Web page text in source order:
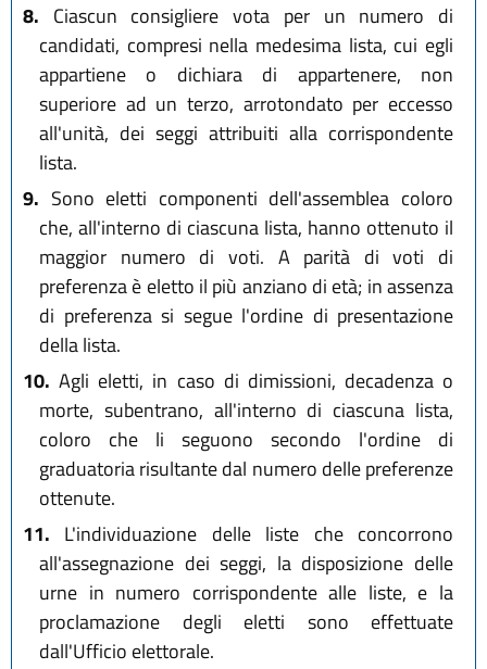
8. Ciascun consigliere vota per un numero di
candidati, compresi nella medesima lista, cui egli
appartiene o dichiara di appartenere, non
superiore ad un terzo, arrotondato per eccesso
all'unità, dei seggi attribuiti alla corrispondente
lista.
9. Sono eletti componenti dell'assemblea coloro
che, all'interno di ciascuna lista, hanno ottenuto il
maggior numero di voti. A parità di voti di
preferenza è eletto il più anziano di età; in assenza
di preferenza si segue l'ordine di presentazione
della lista.
10. Agli eletti, in caso di dimissioni, decadenza o
morte, subentrano, all'interno di ciascuna lista,
coloro che li seguono secondo l'ordine di
graduatoria risultante dal numero delle preferenze
ottenute.
11. L'individuazione delle liste che concorrono
all'assegnazione dei seggi, la disposizione delle
urne in numero corrispondente alle liste, e la
proclamazione degli eletti sono effettuate
dall'Ufficio elettorale.